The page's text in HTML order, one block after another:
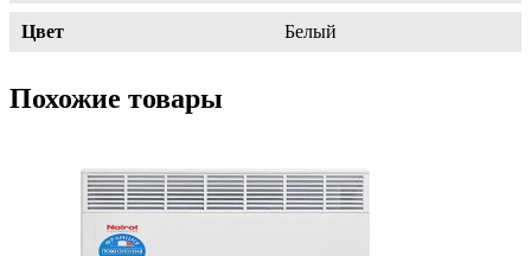
Цвет Белый
Похожие товары